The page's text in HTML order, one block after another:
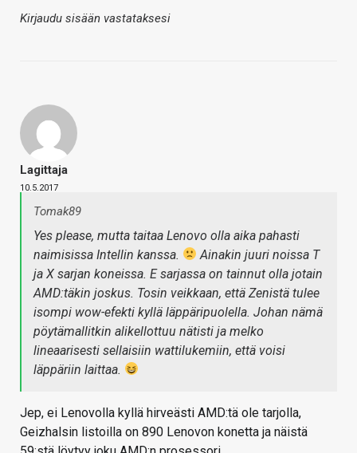
Kirjaudu sisään vastataksesi
Lagittaja
10.5.2017
Tomak89
Yes please, mutta taitaa Lenovo olla aika pahasti
naimisissa Intellin kanssa.
Ainakin juuri noissa T
ja X sarjan koneissa. E sarjassa on tainnut olla jotain
AMD:täkin joskus. Tosin veikkaan, että Zenistä tulee
isompi wow-efekti kyllä läppäripuolella. Johan nämä
pöytämallitkin alikellottuu nätisti ja melko
lineaarisesti sellaisiin wattilukemiin, että voisi
läppäriin laittaa.
Jep, ei Lenovolla kyllä hirveästi AMD:tä ole tarjolla,
Geizhalsin listoilla on 890 Lenovon konetta ja näistä